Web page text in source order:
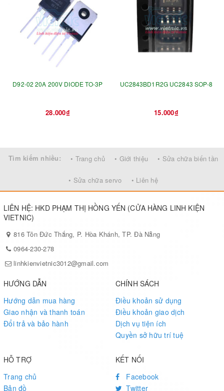
D92-02 20A 200V DIODE TO-3P
28.000₫
UC2843BD1R2G UC2843 SOP-8
15.000₫
Tìm kiếm nhiều: • Trang chủ • Giới thiệu • Sửa chữa biến tần
• Sửa chữa servo • Liên hệ
LIÊN HỆ: HKD PHẠM THỊ HỒNG YẾN (CỬA HÀNG LINH KIỆN
VIETNIC)
816 Tôn Đức Thắng, P. Hòa Khánh, TP. Đà Nẵng
0964-230-278
linhkienvietnic3012@gmail.com
HƯỚNG DẪN
Hướng dẫn mua hàng
Giao nhận và thanh toán
Đổi trả và bảo hành
CHÍNH SÁCH
Điều khoản sử dụng
Điều khoản giao dịch
Dịch vụ tiện ích
Quyền sở hữu trí tuệ
HỖ TRỢ
Trang chủ
Bản đồ
KẾT NỐI
Facebook
Twitter